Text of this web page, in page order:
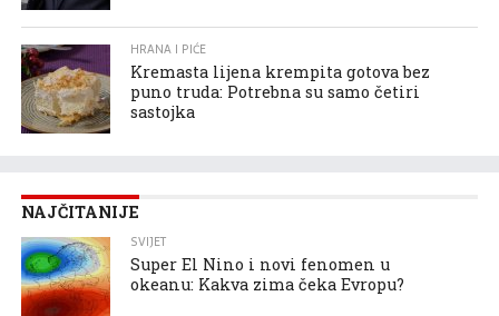
HRANA I PIĆE
Kremasta lijena krempita gotova bez
puno truda: Potrebna su samo četiri
sastojka
NAJČITANIJE
SVIJET
Super El Nino i novi fenomen u
okeanu: Kakva zima čeka Evropu?